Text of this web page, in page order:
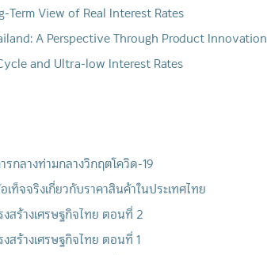
Term View of Real Interest Rates
A Perspective Through Product Innovation
and Ultra-low Interest Rates
กลางท่ามกลางวิกฤตโควิด-19
ท็จจริงเกี่ยวกับราคาสินค้าในประเทศไทย
สร้างเศรษฐกิจไทย ตอนที่ 2
สร้างเศรษฐกิจไทย ตอนที่ 1